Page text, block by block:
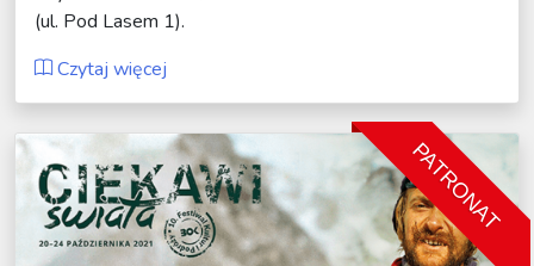
(ul. Pod Lasem 1).
Czytaj więcej
PATRONAT